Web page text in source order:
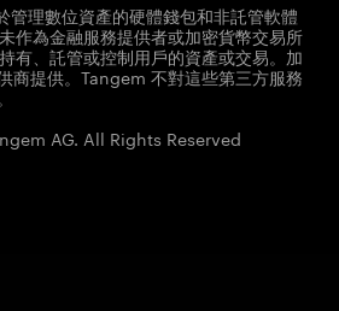
理數位資產的硬體錢包和非託管軟體
作為金融服務提供者或加密貨幣交易所
有、託管或控制用戶的資產或交易。加
商提供。Tangem 不對這些第三方服務